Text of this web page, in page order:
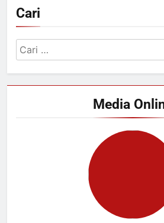
Cari
Cari
untuk:
Media